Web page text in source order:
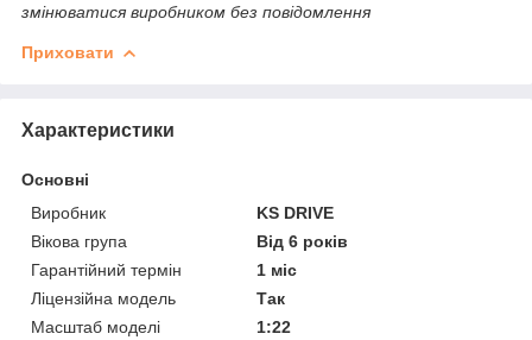
змінюватися виробником без повідомлення
Приховати
Характеристики
Основні
Виробник
KS DRIVE
Вікова група
Від 6 років
Гарантійний термін
1 міс
Ліцензійна модель
Так
Масштаб моделі
1:22